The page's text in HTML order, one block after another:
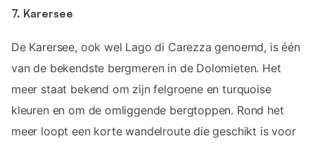
7. Karersee
De Karersee, ook wel Lago di Carezza genoemd, is één
van de bekendste bergmeren in de Dolomieten. Het
meer staat bekend om zijn felgroene en turquoise
kleuren en om de omliggende bergtoppen. Rond het
meer loopt een korte wandelroute die geschikt is voor